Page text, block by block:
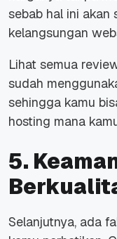
sebab hal ini akan
kelangsungan
Lihat semua
sudah
sehingga kamu
hosting mana
5.
Selanjutnya, ada